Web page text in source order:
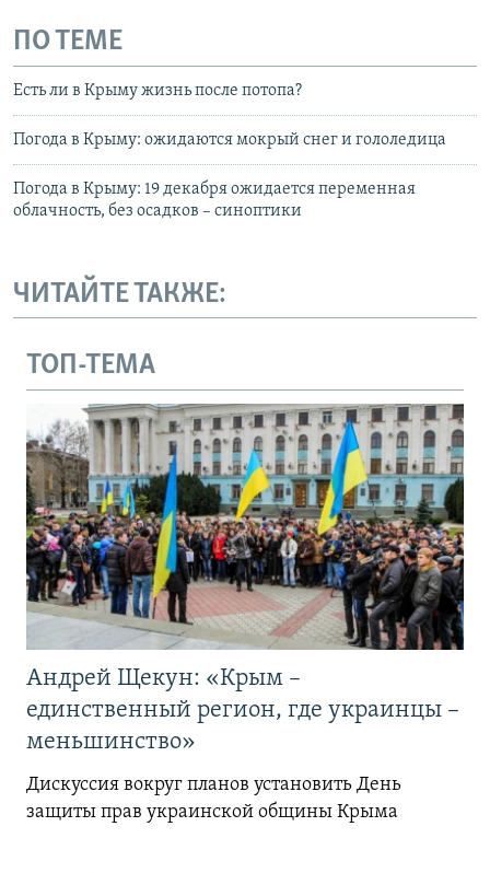
ПО ТЕМЕ
Есть ли в Крыму жизнь после потопа?
Погода в Крыму: ожидаются мокрый снег и гололедица
Погода в Крыму: 19 декабря ожидается переменная
облачность, без осадков – синоптики
ЧИТАЙТЕ ТАКЖЕ:
ТОП-ТЕМА
Андрей Щекун: «Крым –
единственный регион, где украинцы –
меньшинство»
Дискуссия вокруг планов установить День
защиты прав украинской общины Крыма